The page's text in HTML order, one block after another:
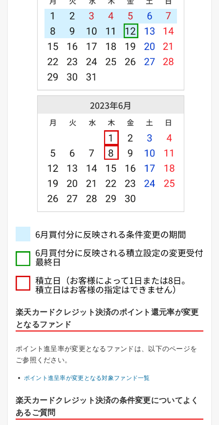
楽天カードクレジット決済のポイント還元率が変更
となるファンド
ポイント進呈率が変更となるファンドは、以下のページを
ご参照ください。
ポイント進呈率が変更となる対象ファンド一覧
楽天カードクレジット決済の条件変更についてよく
あるご質問